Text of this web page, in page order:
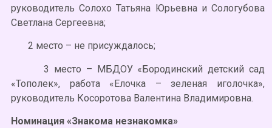
руководитель Солохо Татьяна Юрьевна и Сологубова
Светлана Сергеевна;
2 место – не присуждалось;
3 место – МБДОУ «Бородинский детский сад
«Тополек», работа «Елочка – зеленая иголочка»,
руководитель Косоротова Валентина Владимировна.
Номинация «Знакома незнакомка»